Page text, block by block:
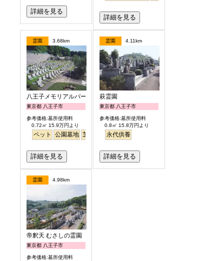
詳細を見る
詳細を見る
霊園 3.68km
八王子メモリアルパーク
東京都 八王子市
参考価格:墓所使用料
0.72㎡ 15.9万円より
ペット 公園墓地 芝生
詳細を見る
霊園 4.11km
萩霊園
東京都 八王子市
参考価格:墓所使用料
0.8㎡ 15.8万円より
永代供養
詳細を見る
霊園 4.98km
帝釈天 むさしの霊園
東京都 八王子市
参考価格:墓所使用料